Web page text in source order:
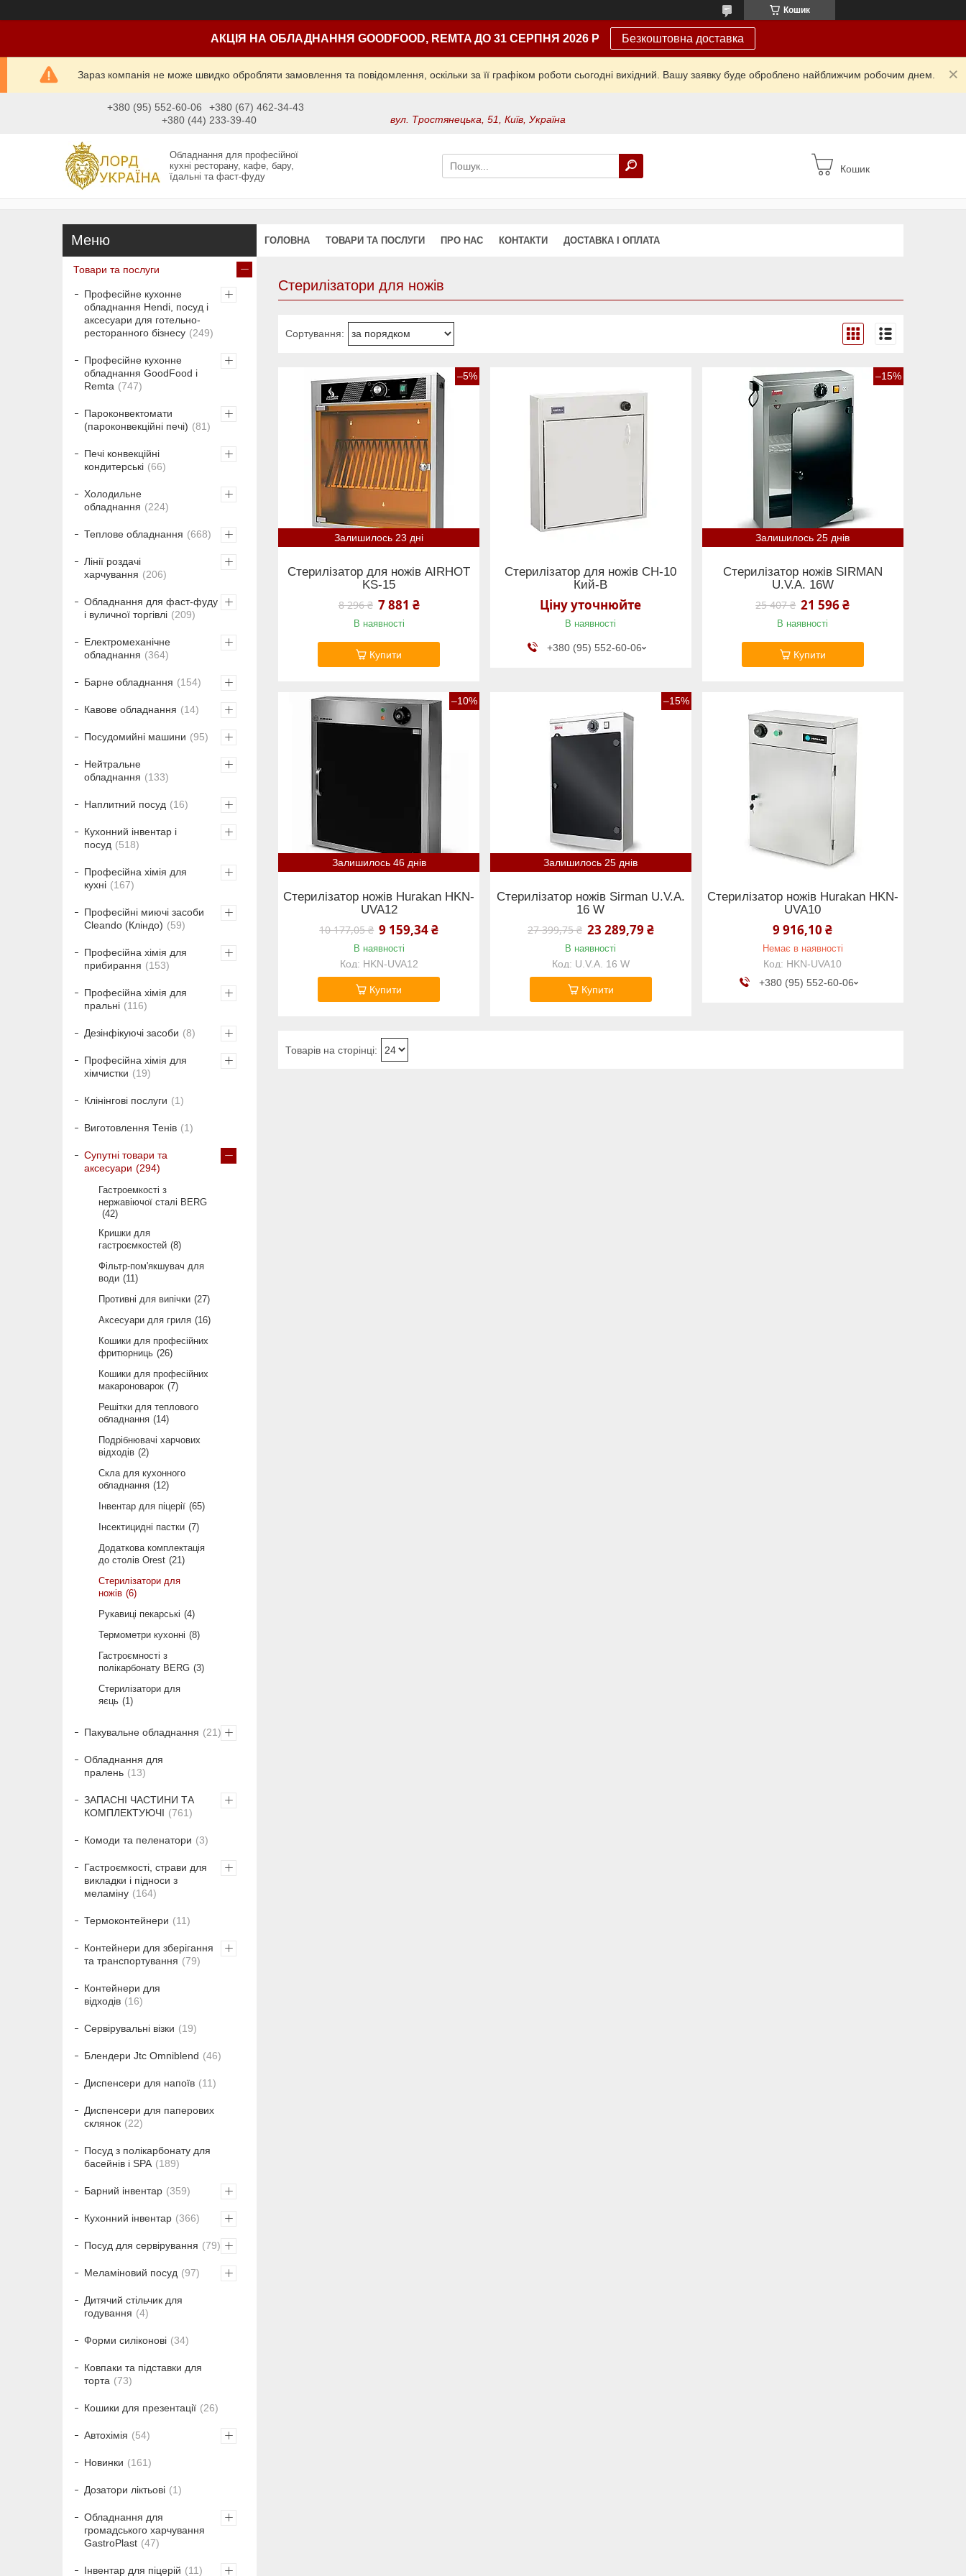
Кошик
АКЦІЯ НА ОБЛАДНАННЯ GOODFOOD, REMTA ДО 31 СЕРПНЯ 2026 Р Безкоштовна доставка
Зараз компанія не може швидко обробляти замовлення та повідомлення, оскільки за її графіком роботи сьогодні вихідний. Вашу заявку буде оброблено найближчим робочим днем.
+380 (95) 552-60-06
+380 (67) 462-34-43
+380 (44) 233-39-40
вул. Тростянецька, 51, Київ, Україна
Обладнання для професійної
кухні ресторану, кафе, бару,
їдальні та фаст-фуду
Кошик
ГОЛОВНА ТОВАРИ ТА ПОСЛУГИ ПРО НАС КОНТАКТИ ДОСТАВКА І ОПЛАТА
Стерилізатори для ножів
–5%
Залишилось 23 дні
Стерилізатор для ножів AIRHOT
KS-15
8 296 ₴ 7 881 ₴
В наявності
Купити
Стерилізатор для ножів СН-10
Кий-В
Ціну уточнюйте
В наявності
+380 (95) 552-60-06
–15%
Залишилось 25 днів
Стерилізатор ножів SIRMAN
U.V.A. 16W
25 407 ₴ 21 596 ₴
В наявності
Купити
–10%
Залишилось 46 днів
Стерилізатор ножів Hurakan HKN-
UVA12
10 177,05 ₴ 9 159,34 ₴
В наявності
HKN-UVA12
Купити
–15%
Залишилось 25 днів
Стерилізатор ножів Sirman U.V.A.
16 W
27 399,75 ₴ 23 289,79 ₴
В наявності
U.V.A. 16 W
Купити
Стерилізатор ножів Hurakan HKN-
UVA10
9 916,10 ₴
Немає в наявності
HKN-UVA10
+380 (95) 552-60-06
Товари та послуги
Професійне кухонне
обладнання Hendi, посуд і
аксесуари для готельно-
ресторанного бізнесу
249
Професійне кухонне
обладнання GoodFood і
Remta
747
Пароконвектомати
(пароконвекційні печі)
81
Печі конвекційні
кондитерські
66
Холодильне
обладнання
224
Теплове обладнання 668
Лінії роздачі
харчування
206
Обладнання для фаст-фуду
і вуличної торгівлі
209
Електромеханічне
обладнання
364
Барне обладнання 154
Кавове обладнання 14
Посудомийні машини 95
Нейтральне
обладнання
133
Наплитний посуд 16
Кухонний інвентар і
посуд
518
Професійна хімія для
кухні
167
Професійні миючі засоби
Cleando (Кліндо)
59
Професійна хімія для
прибирання
153
Професійна хімія для
пральні
116
Дезінфікуючі засоби 8
Професійна хімія для
хімчистки
19
Клінінгові послуги 1
Виготовлення Тенів 1
Супутні товари та
аксесуари
294
Гастроемкості з
нержавіючої сталі BERG
42
Кришки для
гастроємкостей 8
Фільтр-пом'якшувач для
води
11
Противні для випічки 27
Аксесуари для гриля
16
Кошики для професійних
фритюрниць 26
Кошики для професійних
макароноварок 7
Решітки для теплового
обладнання
14
Подрібнювачі харчових
відходів 2
Скла для кухонного
обладнання
12
Інвентар для піцерії 65
Інсектицидні пастки 7
Додаткова комплектація
до столів Orest 21
Стерилізатори для
ножів 6
Рукавиці пекарські
4
Термометри кухонні
8
Гастроємності з
полікарбонату BERG 3
Стерилізатори для
яєць
1
Пакувальне обладнання 21
Обладнання для
пралень
13
ЗАПАСНІ ЧАСТИНИ ТА
КОМПЛЕКТУЮЧІ
761
Комоди та пеленатори 3
Гастроємкості, страви для
викладки і підноси з
меламіну
164
Термоконтейнери 11
Контейнери для зберігання
та транспортування
79
Контейнери для
відходів
16
Сервірувальні візки 19
Блендери Jtc Omniblend 46
Диспенсери для напоїв 11
Диспенсери для паперових
склянок
22
Посуд з полікарбонату для
басейнів і SPA
189
Барний інвентар 359
Кухонний інвентар 366
Посуд для сервірування 79
Меламіновий посуд 97
Дитячий стільчик для
годування
4
Форми силіконові 34
Ковпаки та підставки для
торта
73
Кошики для презентації 26
Автохімія 54
Новинки 161
Дозатори ліктьові 1
Обладнання для
громадського харчування
GastroPlast
47
Інвентар для піцерій 11